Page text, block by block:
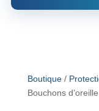
Embouts
Boutique/
Bouchons